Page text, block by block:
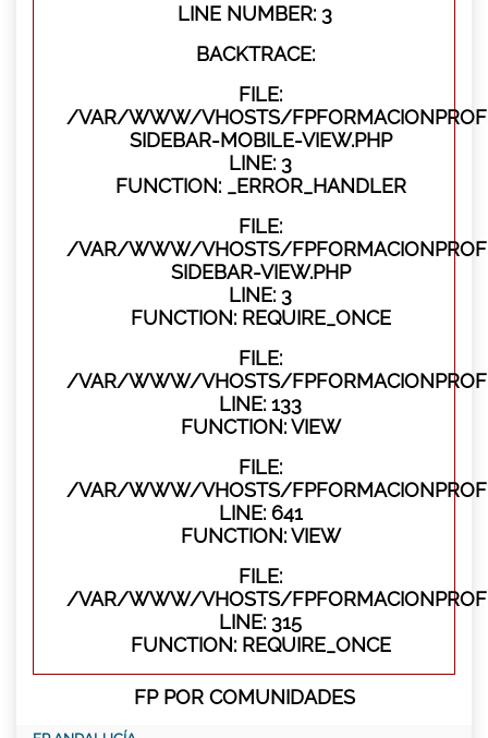
LINE NUMBER: 3
BACKTRACE:
FILE:
/VAR/WWW/VHOSTS/
SIDEBAR-MOBILE-VIEW.PHP
LINE: 3
FUNCTION: _ERROR_HANDLER
FILE:
/VAR/WWW/VHOSTS/
SIDEBAR-VIEW.PHP
LINE: 3
FUNCTION: REQUIRE_ONCE
FILE:
/VAR/WWW/VHOSTS/
LINE: 133
FUNCTION: VIEW
FILE:
/VAR/WWW/VHOSTS/
LINE: 641
FUNCTION: VIEW
FILE:
/VAR/WWW/VHOSTS/
LINE: 315
FUNCTION: REQUIRE_ONCE
FP POR COMUNIDADES